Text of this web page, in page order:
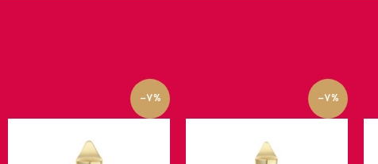
-7%
-7%